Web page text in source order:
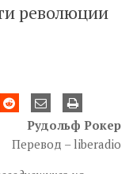
революции
Рудольф Рокер
Перевод – liberadio